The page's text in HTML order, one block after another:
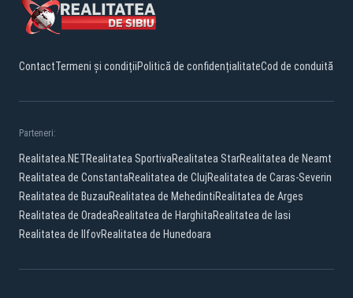
ContactTermeni și condițiiPolitică de confidențialitateCod de conduită
Parteneri:
Realitatea.NETRealitatea SportivaRealitatea StarRealitatea de Neamt
Realitatea de ConstantaRealitatea de ClujRealitatea de Caras-Severin
Realitatea de BuzauRealitatea de MehedintiRealitatea de Arges
Realitatea de OradeaRealitatea de HarghitaRealitatea de Iasi
Realitatea de IlfovRealitatea de Hunedoara